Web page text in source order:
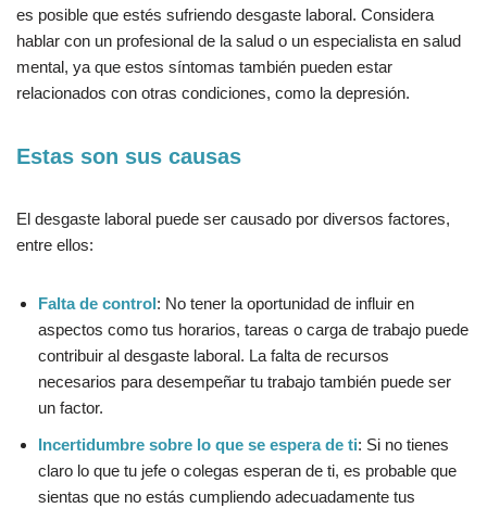
es posible que estés sufriendo desgaste laboral. Considera
hablar con un profesional de la salud o un especialista en salud
mental, ya que estos síntomas también pueden estar
relacionados con otras condiciones, como la depresión.
Estas son sus causas
El desgaste laboral puede ser causado por diversos factores,
entre ellos:
Falta de control: No tener la oportunidad de influir en
aspectos como tus horarios, tareas o carga de trabajo puede
contribuir al desgaste laboral. La falta de recursos
necesarios para desempeñar tu trabajo también puede ser
un factor.
Incertidumbre sobre lo que se espera de ti: Si no tienes
claro lo que tu jefe o colegas esperan de ti, es probable que
sientas que no estás cumpliendo adecuadamente tus